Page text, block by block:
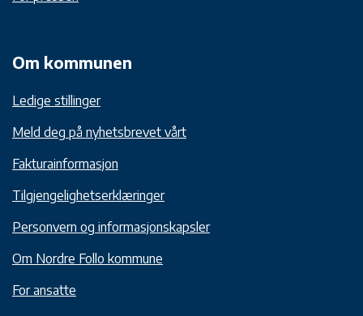
Om kommunen
Ledige stillinger
Meld deg på nyhetsbrevet vårt
Fakturainformasjon
Tilgjengelighetserklæringer
Personvern og informasjonskapsler
Om Nordre Follo kommune
For ansatte